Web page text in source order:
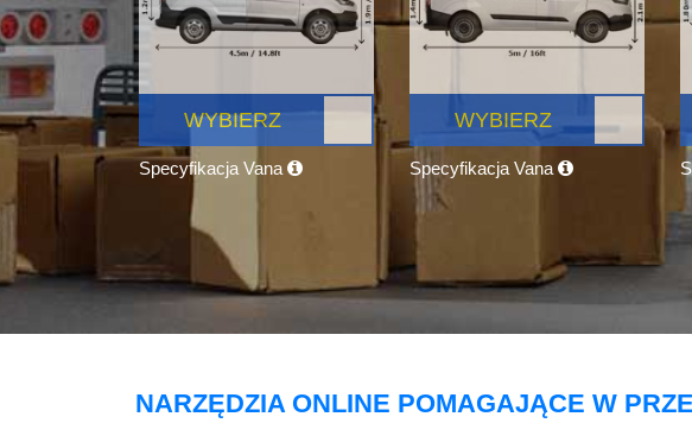
WYBIERZ
Specyfikacja Vana
WYBIERZ
Specyfikacja Vana
NARZĘDZIA ONLINE POMAGAJĄCE W